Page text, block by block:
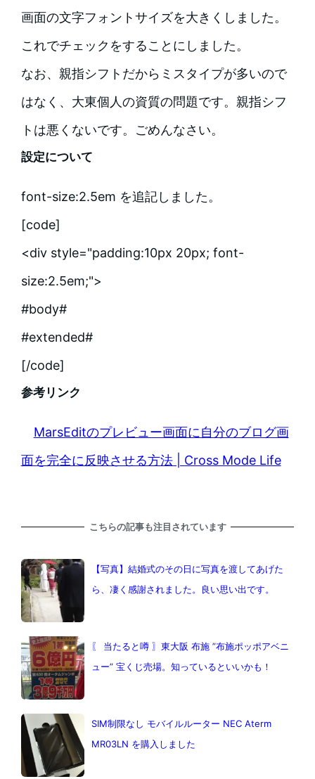
画面の文字フォントサイズを大きくしました。
これでチェックをすることにしました。
なお、親指シフトだからミスタイプが多いので
はなく、大東個人の資質の問題です。親指シフ
トは悪くないです。ごめんなさい。
設定について
font-size:2.5em を追記しました。
[code]
<div style="padding:10px 20px; font-
size:2.5em;">
#body#
#extended#
[/code]
参考リンク
MarsEditのプレビュー画面に自分のブログ画
面を完全に反映させる方法 | Cross Mode Life
こちらの記事も注目されています
【写真】結婚式のその日に写真を渡してあげた
ら、凄く感謝されました。良い思い出です。
〖 当たると噂 〗東大阪 布施 ”布施ポッポアベニ
ュー” 宝くじ売場。知っているといいかも！
SIM制限なし モバイルルーター NEC Aterm
MR03LN を購入しました